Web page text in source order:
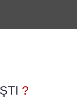
?